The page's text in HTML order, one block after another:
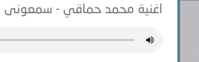
اغنية محمد حماقي - سمعونى